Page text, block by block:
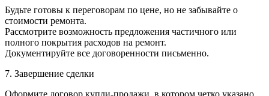
Будьте готовы к переговорам по цене, но не забывайте о
стоимости ремонта.
Рассмотрите возможность предложения частичного или
полного покрытия расходов на ремонт.
Документируйте все договоренности письменно.
7. Завершение сделки
Оформите договор купли-продажи, в котором четко указано